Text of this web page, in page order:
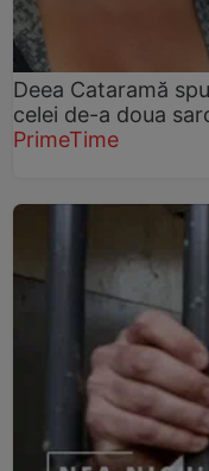
Deea Cataramă
celei de-a doua
PrimeTime